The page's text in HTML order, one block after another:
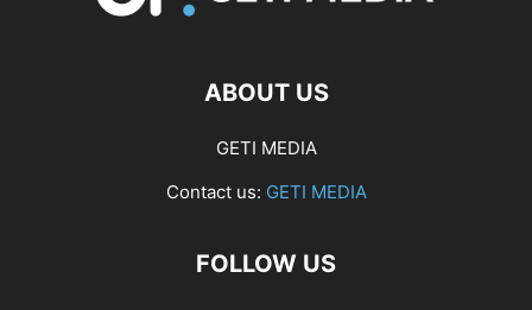
ABOUT US
GETI MEDIA
Contact us: GETI MEDIA
FOLLOW US